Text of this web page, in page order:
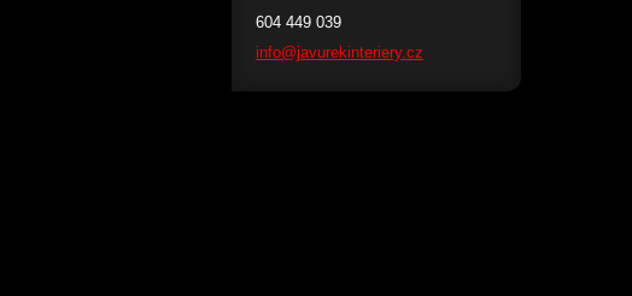
604 449 039
info@javurekinteriery.cz